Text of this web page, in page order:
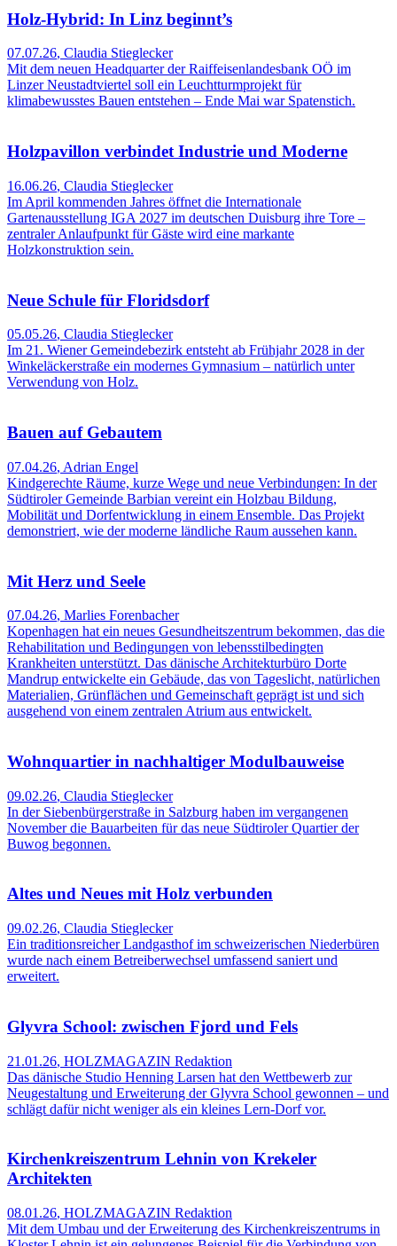
Holz-Hybrid: In Linz beginnt’s
07.07.26, Claudia Stieglecker
Mit dem neuen Headquarter der Raiffeisenlandesbank OÖ im
Linzer Neustadtviertel soll ein Leuchtturmprojekt für
klimabewusstes Bauen entstehen – Ende Mai war Spatenstich.
Holzpavillon verbindet Industrie und Moderne
16.06.26, Claudia Stieglecker
Im April kommenden Jahres öffnet die Internationale
Gartenausstellung IGA 2027 im deutschen Duisburg ihre Tore –
zentraler Anlaufpunkt für Gäste wird eine markante
Holzkonstruktion sein.
Neue Schule für Floridsdorf
05.05.26, Claudia Stieglecker
Im 21. Wiener Gemeindebezirk entsteht ab Frühjahr 2028 in der
Winkeläckerstraße ein modernes Gymnasium – natürlich unter
Verwendung von Holz.
Bauen auf Gebautem
07.04.26, Adrian Engel
Kindgerechte Räume, kurze Wege und neue Verbindungen: In der
Südtiroler Gemeinde Barbian vereint ein Holzbau Bildung,
Mobilität und Dorfentwicklung in einem Ensemble. Das Projekt
demonstriert, wie der moderne ländliche Raum aussehen kann.
Mit Herz und Seele
07.04.26, Marlies Forenbacher
Kopenhagen hat ein neues Gesundheitszentrum bekommen, das die
Rehabilitation und Bedingungen von lebensstilbedingten
Krankheiten unterstützt. Das dänische Architekturbüro Dorte
Mandrup entwickelte ein Gebäude, das von Tageslicht, natürlichen
Materialien, Grünflächen und Gemeinschaft geprägt ist und sich
ausgehend von einem zentralen Atrium aus entwickelt.
Wohnquartier in nachhaltiger Modulbauweise
09.02.26, Claudia Stieglecker
In der Siebenbürgerstraße in Salzburg haben im vergangenen
November die Bauarbeiten für das neue Südtiroler Quartier der
Buwog begonnen.
Altes und Neues mit Holz verbunden
09.02.26, Claudia Stieglecker
Ein traditionsreicher Landgasthof im schweizerischen Niederbüren
wurde nach einem Betreiberwechsel umfassend saniert und
erweitert.
Glyvra School: zwischen Fjord und Fels
21.01.26, HOLZMAGAZIN Redaktion
Das dänische Studio Henning Larsen hat den Wettbewerb zur
Neugestaltung und Erweiterung der Glyvra School gewonnen – und
schlägt dafür nicht weniger als ein kleines Lern-Dorf vor.
Kirchenkreiszentrum Lehnin von Krekeler
Architekten
08.01.26, HOLZMAGAZIN Redaktion
Mit dem Umbau und der Erweiterung des Kirchenkreiszentrums in